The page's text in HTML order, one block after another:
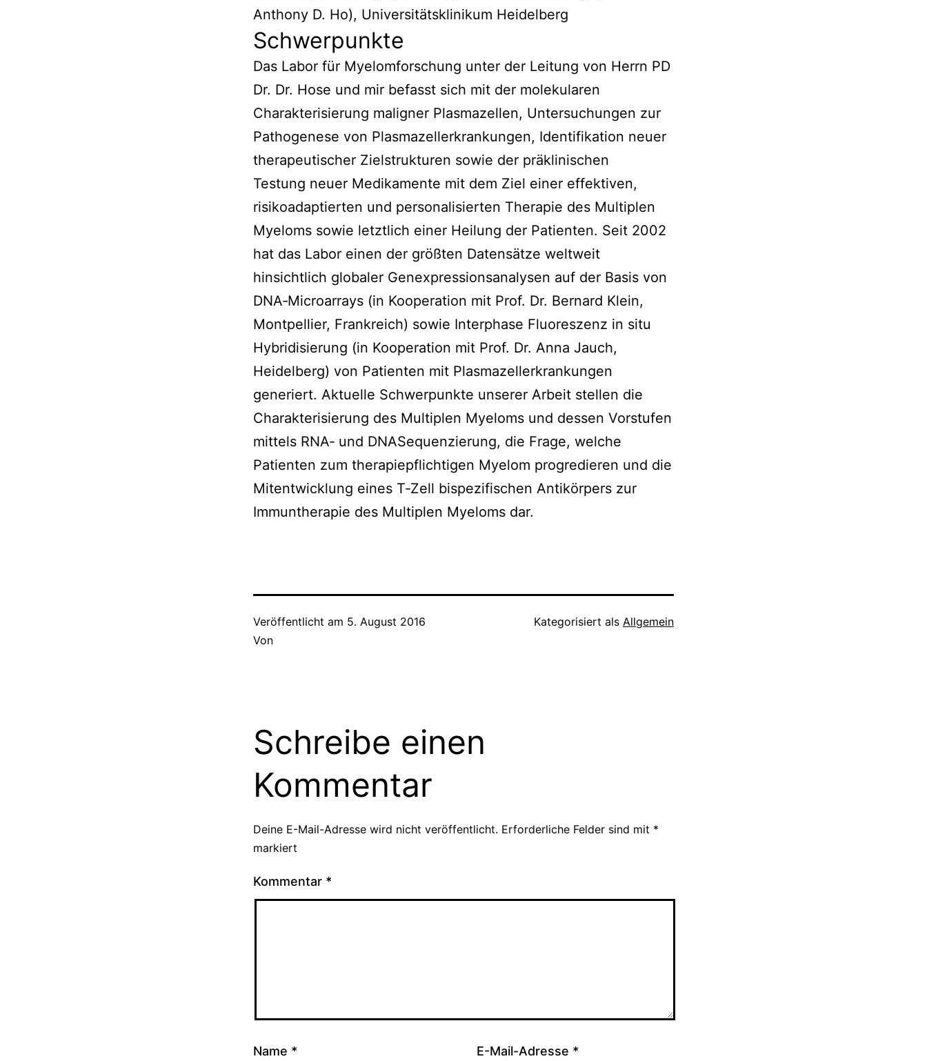
Anthony D. Ho), Universitätsklinikum Heidelberg
Schwerpunkte
Das Labor für Myelomforschung unter der Leitung von Herrn PD
Dr. Dr. Hose und mir befasst sich mit der molekularen
Charakterisierung maligner Plasmazellen, Untersuchungen zur
Pathogenese von Plasmazellerkrankungen, Identifikation neuer
therapeutischer Zielstrukturen sowie der präklinischen
Testung neuer Medikamente mit dem Ziel einer effektiven,
risikoadaptierten und personalisierten Therapie des Multiplen
Myeloms sowie letztlich einer Heilung der Patienten. Seit 2002
hat das Labor einen der größten Datensätze weltweit
hinsichtlich globaler Genexpressionsanalysen auf der Basis von
DNA‐Microarrays (in Kooperation mit Prof. Dr. Bernard Klein,
Montpellier, Frankreich) sowie Interphase Fluoreszenz in situ
Hybridisierung (in Kooperation mit Prof. Dr. Anna Jauch,
Heidelberg) von Patienten mit Plasmazellerkrankungen
generiert. Aktuelle Schwerpunkte unserer Arbeit stellen die
Charakterisierung des Multiplen Myeloms und dessen Vorstufen
mittels RNA‐ und DNASequenzierung, die Frage, welche
Patienten zum therapiepflichtigen Myelom progredieren und die
Mitentwicklung eines T‐Zell bispezifischen Antikörpers zur
Immuntherapie des Multiplen Myeloms dar.
Veröffentlicht am 5. August 2016
Von
Kategorisiert als Allgemein
Schreibe einen
Kommentar
Deine E-Mail-Adresse wird nicht veröffentlicht. Erforderliche Felder sind mit *
markiert
Kommentar *
Name * E-Mail-Adresse *